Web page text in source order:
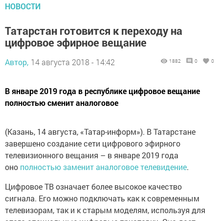
НОВОСТИ
Татарстан готовится к переходу на
цифровое эфирное вещание
Автор, 14 августа 2018 - 14:42 1882 0 0
В январе 2019 года в республике цифровое вещание
полностью сменит аналоговое
(Казань, 14 августа, «Татар-информ»). В Татарстане
завершено создание сети цифрового эфирного
телевизионного вещания – в январе 2019 года
оно полностью заменит аналоговое телевидение.
Цифровое ТВ означает более высокое качество
сигнала. Его можно подключать как к современным
телевизорам, так и к старым моделям, используя для